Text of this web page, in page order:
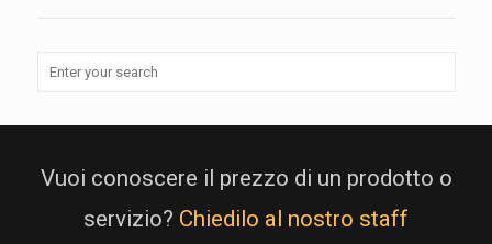
Vuoi conoscere il prezzo di un prodotto o
servizio? Chiedilo al nostro staff